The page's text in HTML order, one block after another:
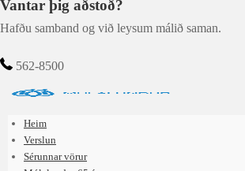
Vantar þig aðstoð?
Hafðu samband og við leysum málið saman.
562-8500
Heim
Verslun
Sérunnar vörur